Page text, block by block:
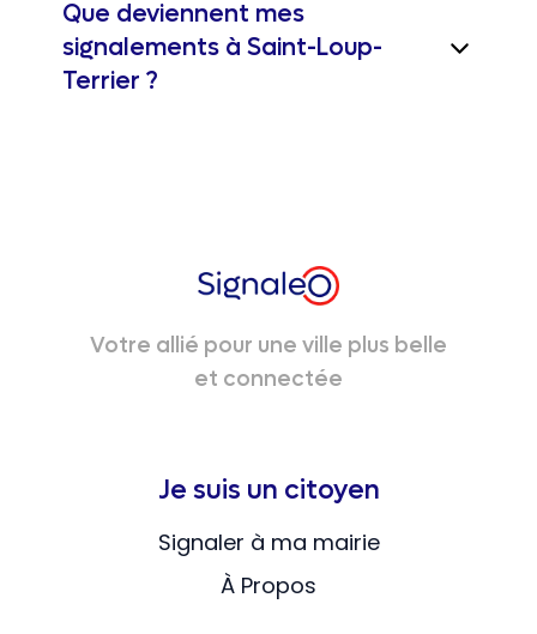
Que deviennent mes
signalements à Saint-Loup-
Terrier ?
Votre allié pour une ville plus belle
et connectée
Je suis un citoyen
Signaler à ma mairie
À Propos